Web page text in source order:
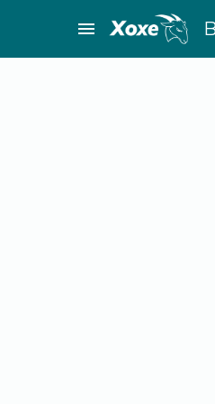
menu